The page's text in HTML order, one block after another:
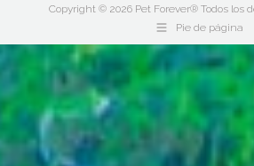
Copyright © 2026 Pet Forever® Todos los
Pie de página